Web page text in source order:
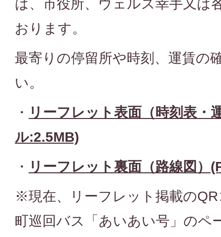
は、市役所、ウェルス幸手又は
おります。
最寄りの停留所や時刻、運賃の
い。
・ リーフレット表面（時刻表・
ル:2.5MB)
・ リーフレット裏面（路線図）
※現在、リーフレット掲載の
町巡回バス「あいあい号」のペ